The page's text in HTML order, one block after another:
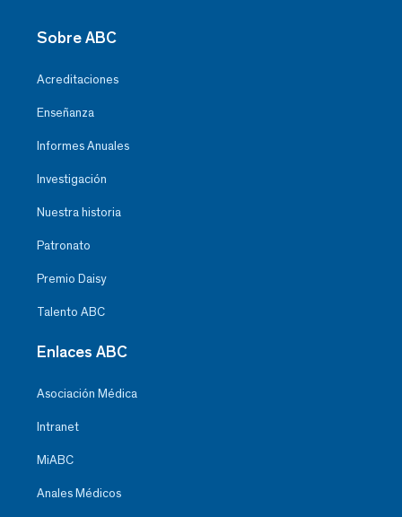
Sobre ABC
Acreditaciones
Enseñanza
Informes Anuales
Investigación
Nuestra historia
Patronato
Premio Daisy
Talento ABC
Enlaces ABC
Asociación Médica
Intranet
MiABC
Anales Médicos